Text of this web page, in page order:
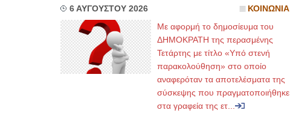
6 ΑΥΓΟΥΣΤΟΥ 2026 ΚΟΙΝΩΝΙΑ
Με αφορμή το δημοσίευμα του
ΔΗΜΟΚΡΑΤΗ της περασμένης
Τετάρτης με τίτλο «Υπό στενή
παρακολούθηση» στο οποίο
αναφερόταν τα αποτελέσματα της
σύσκεψης που πραγματοποιήθηκε
στα γραφεία της ετ...